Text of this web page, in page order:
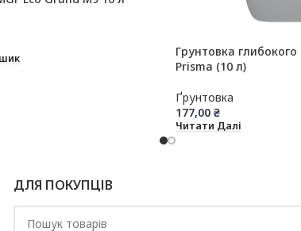
Грунтовка
Prisma (10 л)
Ґрунтовка
177,00 ₴
Читати Далі
ДЛЯ ПОКУПЦІВ